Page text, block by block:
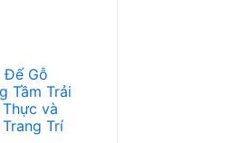
Gỗ
Tầm Trải
và
Trí